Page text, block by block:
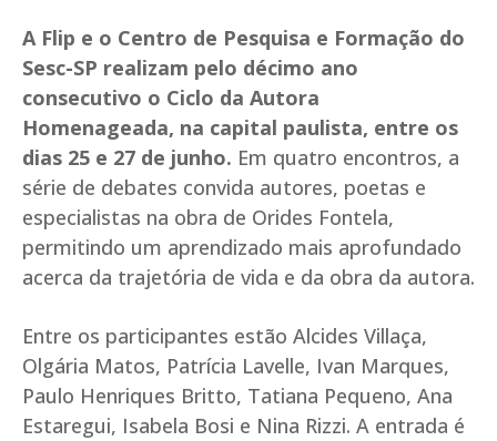
A Flip e o Centro de Pesquisa e Formação do
Sesc-SP realizam pelo décimo ano
consecutivo o Ciclo da Autora
Homenageada, na capital paulista, entre os
dias 25 e 27 de junho. Em quatro encontros, a
série de debates convida autores, poetas e
especialistas na obra de Orides Fontela,
permitindo um aprendizado mais aprofundado
acerca da trajetória de vida e da obra da autora.
Entre os participantes estão Alcides Villaça,
Olgária Matos, Patrícia Lavelle, Ivan Marques,
Paulo Henriques Britto, Tatiana Pequeno, Ana
Estaregui, Isabela Bosi e Nina Rizzi. A entrada é